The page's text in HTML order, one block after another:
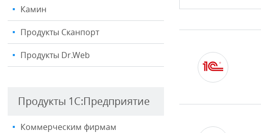
Камин
Продукты Сканпорт
Продукты Dr.Web
Продукты 1С:Предприятие
Коммерческим фирмам